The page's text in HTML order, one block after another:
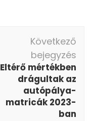
Következő
bejegyzés
Eltérő mértékben
drágultak az
autópálya-
matricák 2023-
ban